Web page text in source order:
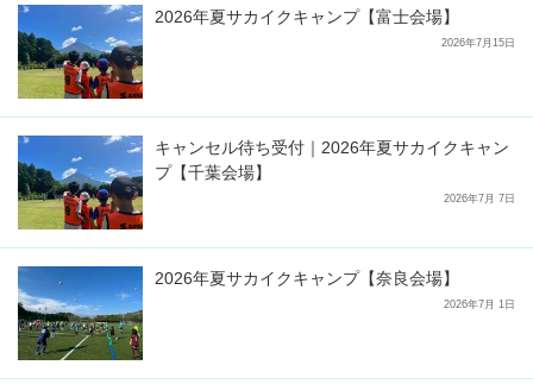
2026年夏サカイクキャンプ【富士会場】
2026年7月15日
キャンセル待ち受付｜2026年夏サカイクキャン
プ【千葉会場】
2026年7月 7日
2026年夏サカイクキャンプ【奈良会場】
2026年7月 1日